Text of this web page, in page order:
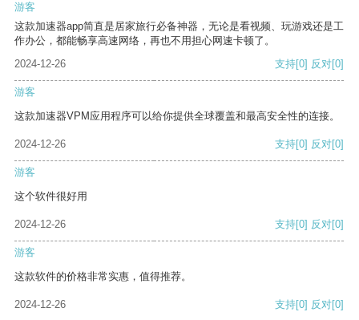
游客
这款加速器app简直是居家旅行必备神器，无论是看视频、玩游戏还是工
作办公，都能畅享高速网络，再也不用担心网速卡顿了。
2024-12-26
支持[0] 反对[0]
游客
这款加速器VPM应用程序可以给你提供全球覆盖和最高安全性的连接。
2024-12-26 支持[0] 反对[0]
游客
这个软件很好用
2024-12-26 支持[0] 反对[0]
游客
这款软件的价格非常实惠，值得推荐。
2024-12-26 支持[0] 反对[0]